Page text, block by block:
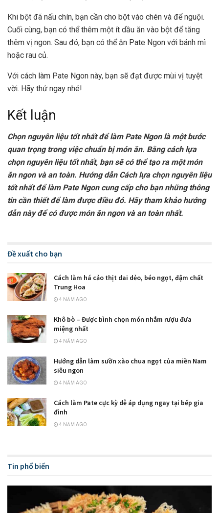
Khi bột đã nấu chín, bạn cần cho bột vào chén và để nguội.
Cuối cùng, bạn có thể thêm một ít dầu ăn vào bột để tăng
thêm vị ngon. Sau đó, bạn có thể ăn Pate Ngon với bánh mì
hoặc rau củ.
Với cách làm Pate Ngon này, bạn sẽ đạt được mùi vị tuyệt
vời. Hãy thử ngay nhé!
Kết luận
Chọn nguyên liệu tốt nhất để làm Pate Ngon là một bước
quan trọng trong việc chuẩn bị món ăn. Bằng cách lựa
chọn nguyên liệu tốt nhất, bạn sẽ có thể tạo ra một món
ăn ngon và an toàn. Hướng dẫn Cách lựa chọn nguyên liệu
tốt nhất để làm Pate Ngon cung cấp cho bạn những thông
tin cần thiết để làm được điều đó. Hãy tham khảo hướng
dẫn này để có được món ăn ngon và an toàn nhất.
Đề xuất cho bạn
Cách làm há cảo thịt dai dẻo, béo ngọt, đậm chất
Trung Hoa
4 NĂM AGO
Khô bò – Được bình chọn món nhắm rượu đưa
miệng nhất
4 NĂM AGO
Hướng dẫn làm sườn xào chua ngọt của miền Nam
siêu ngon
4 NĂM AGO
Cách làm Pate cực kỳ dễ áp dụng ngay tại bếp gia
đình
4 NĂM AGO
Tin phổ biến